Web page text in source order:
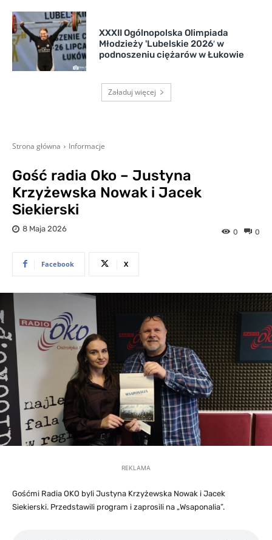
XXXII Ogólnopolska Olimpiada
Młodzieży 'Lubelskie 2026′ w
podnoszeniu ciężarów w Łukowie
Załaduj więcej